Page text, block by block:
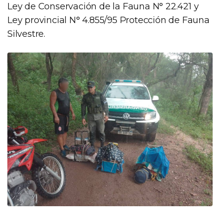
Ley de Conservación de la Fauna N° 22.421 y
Ley provincial N° 4.855/95 Protección de Fauna
Silvestre.